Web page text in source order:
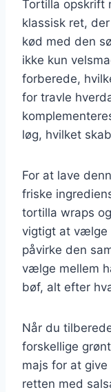
Tortilla opskrift
klassisk ret,
kød med den
ikke kun
forberede,
for travle
løg, hvilket
For at lave
friske
tortilla wraps
vigtigt at vælge
påvirke den
vælge mellem
bøf, alt efter
Når du
forskellige
majs for at
retten med